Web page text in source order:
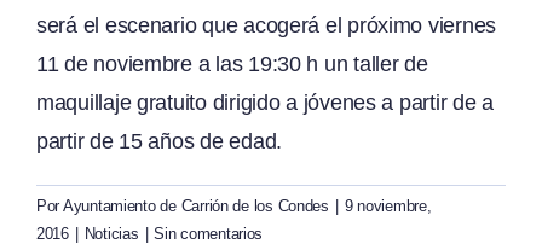
será el escenario que acogerá el próximo viernes
11 de noviembre a las 19:30 h un taller de
maquillaje gratuito dirigido a jóvenes a partir de a
partir de 15 años de edad.
Por Ayuntamiento de Carrión de los Condes
9 noviembre,
2016
Noticias
Sin comentarios